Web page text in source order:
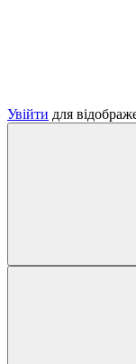
Увійти для